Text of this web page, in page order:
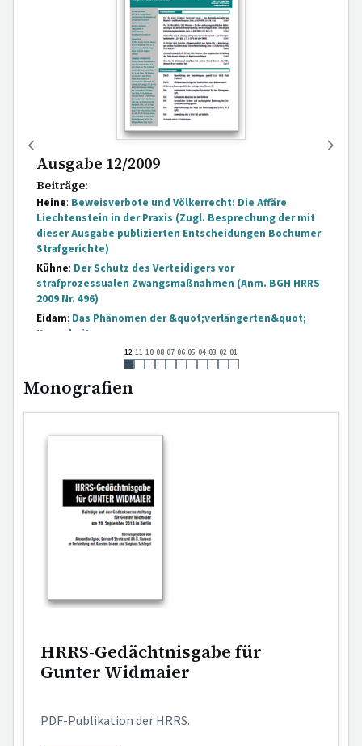
12 11 10 08 07 06 05 04 03 02 01
Ausgabe 12/2009
Beiträge:
Heine: Beweisverbote und Völkerrecht: Die Affäre
Liechtenstein in der Praxis (Zugl. Besprechung der mit
dieser Ausgabe publizierten Entscheidungen Bochumer
Strafgerichte)
Kühne: Der Schutz des Verteidigers vor
strafprozessualen Zwangsmaßnahmen (Anm. BGH HRRS
2009 Nr. 496)
Eidam: Das Phänomen der &quot;verlängerten&quot;
Kurzarbeit
Garantennot durch &quot;Notinsel&quot;?
Übernahme &quot;sozialadäquater&quot;
Schutzfunktionen und strafrechtliche Garantenstellung
Walther:
irrtümlich eine &quot;irrtümliche&quot;
Selbstgefährdung ermöglicht? (Zugl. Anmerkung zu BGH
Untreueschadens (Zugl. Anm. zu BGH HRRS 2009 Nr. 718)
Burghardt:Die neue Unübersichtlichkeit - Die
Rechtsprechung des BGH zum nachträglichen
Rechtsschutz gegen verdeckte Ermittlungsmaßnahmen
Monografien
HRRS-Gedächtnisgabe für
Gunter Widmaier
PDF-Publikation der HRRS.